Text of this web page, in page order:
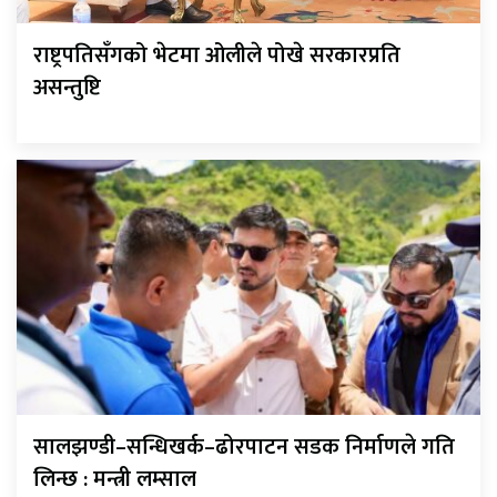
राष्ट्रपतिसँगको भेटमा ओलीले पोखे सरकारप्रति
असन्तुष्टि
सालझण्डी–सन्धिखर्क–ढोरपाटन सडक निर्माणले गति
लिन्छ : मन्त्री लम्साल